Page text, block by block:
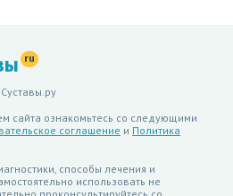
ru
сайта ознакомьтесь со следующими
соглашение и Политика
способы лечения и
использовать не